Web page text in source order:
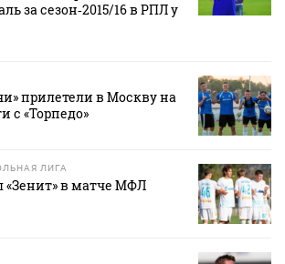
за сезон‑2015/16 в РПЛ у
прилетели в Москву на
с «Торпедо»
ЛИГА
«Зенит» в матче МФЛ